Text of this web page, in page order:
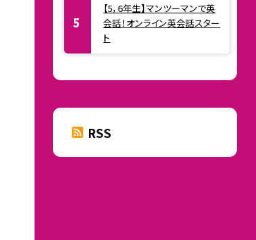
【5，6年生】マンツーマンで英
会話！オンライン英会話スター
ト
RSS